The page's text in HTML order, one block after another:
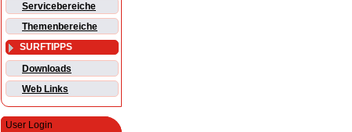
Servicebereiche
Themenbereiche
SURFTIPPS
Downloads
Web Links
User Login